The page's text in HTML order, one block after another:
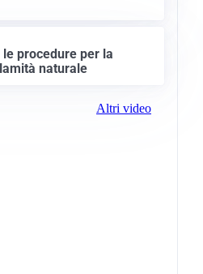
procedure per la
naturale
Altri video